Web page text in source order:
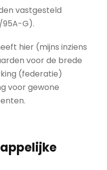
vastgesteld
95A-G).
hier (mijns inziens
voor de brede
(federatie)
voor gewone